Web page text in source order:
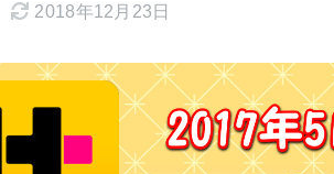
2018年12月23日